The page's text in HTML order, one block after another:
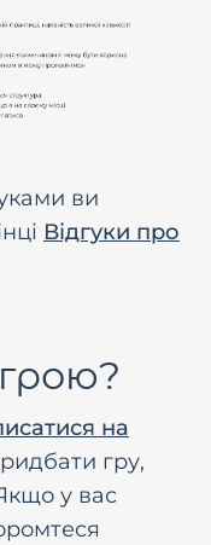
ви
Відгуки про
на
гру,
у вас